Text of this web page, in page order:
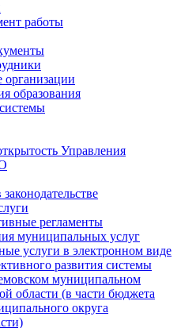
работы
образования
Управления
регламенты
муниципальных услуг
услуги в электронном виде
развития системы
муниципальном
области (в части бюджета
округа